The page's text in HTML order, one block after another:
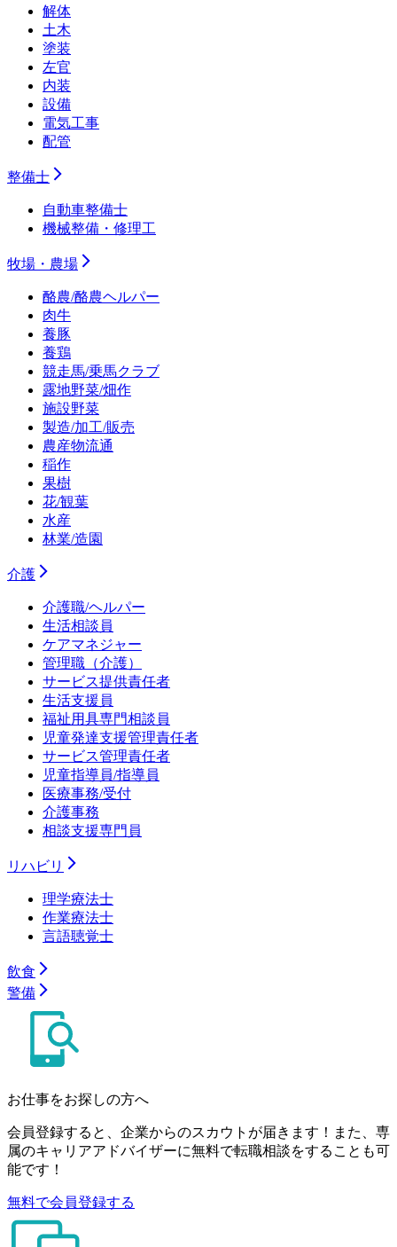
解体
土木
塗装
左官
内装
設備
電気工事
配管
整備士
自動車整備士
機械整備・修理工
牧場・農場
酪農/酪農ヘルパー
肉牛
養豚
養鶏
競走馬/乗馬クラブ
露地野菜/畑作
施設野菜
製造/加工/販売
農産物流通
稲作
果樹
花/観葉
水産
林業/造園
介護
介護職/ヘルパー
生活相談員
ケアマネジャー
管理職（介護）
サービス提供責任者
生活支援員
福祉用具専門相談員
児童発達支援管理責任者
サービス管理責任者
児童指導員/指導員
医療事務/受付
介護事務
相談支援専門員
リハビリ
理学療法士
作業療法士
言語聴覚士
飲食
警備
お仕事をお探しの方へ
会員登録すると、企業からのスカウトが届きます！また、専
属のキャリアアドバイザーに無料で転職相談をすることも可
能です！
無料で会員登録する